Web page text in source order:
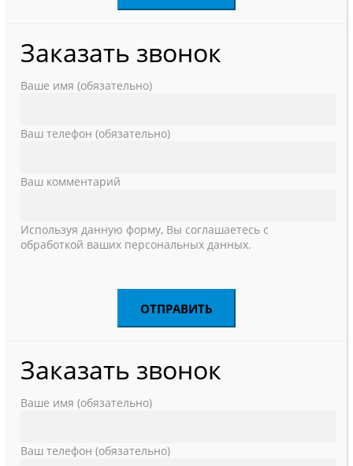
Заказать звонок
Ваше имя (обязательно)
Ваш телефон (обязательно)
Ваш комментарий
Используя данную форму, Вы соглашаетесь с
обработкой ваших персональных данных.
Заказать звонок
Ваше имя (обязательно)
Ваш телефон (обязательно)